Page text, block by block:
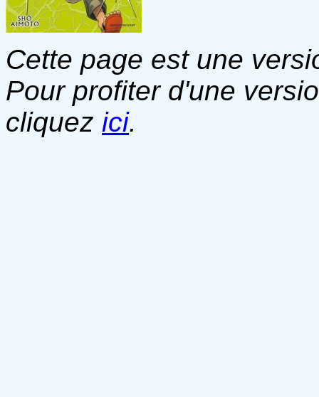
Cette page est une
Pour profiter d'une
cliquez ici.